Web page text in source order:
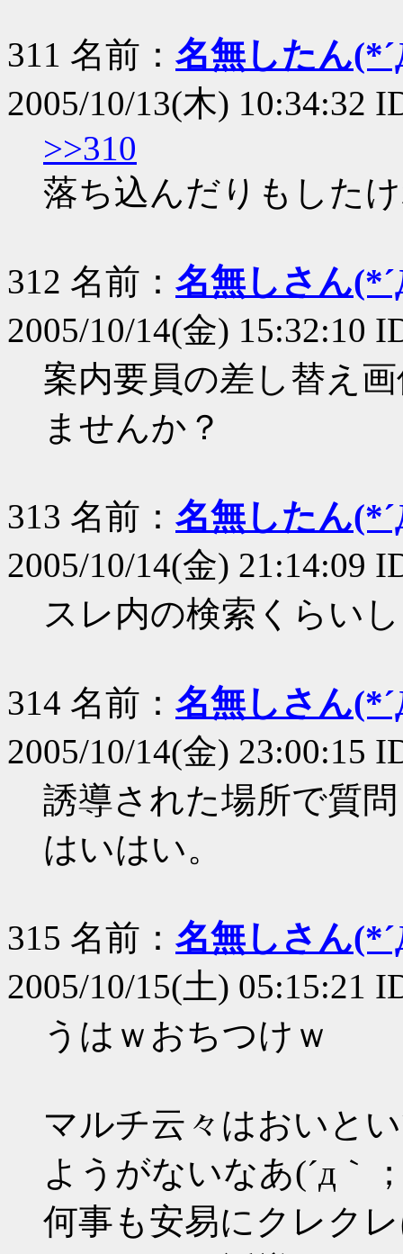
311 名前： 名無したん
2005/10/13(木) 10:34:32
>>310
落ち込んだりもした
312 名前： 名無しさん
2005/10/14(金) 15:32:10
案内要員の差し替え
ませんか？
313 名前： 名無したん
2005/10/14(金) 21:14:09
スレ内の検索くらい
314 名前： 名無しさん
2005/10/14(金) 23:00:15
誘導された場所で質
はいはい。
315 名前： 名無しさん
2005/10/15(土) 05:15:21
うはｗおちつけｗ
マルチ云々はおいと
ようがないなあ(´д｀
何事も安易にクレク